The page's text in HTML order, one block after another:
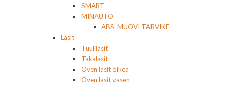
SMART
MINAUTO
ABS-MUOVI TARVIKE
Lasit
Tuulilasit
Takalasit
Oven lasit oikea
Oven lasit vasen